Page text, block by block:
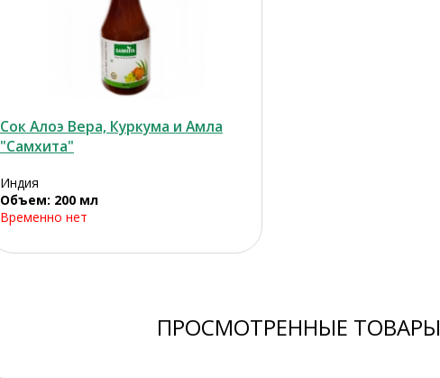
Сок Алоэ Вера, Куркума и Амла
"Самхита"
Индия
Объем: 200 мл
Временно нет
ПРОСМОТРЕННЫЕ ТОВАРЫ